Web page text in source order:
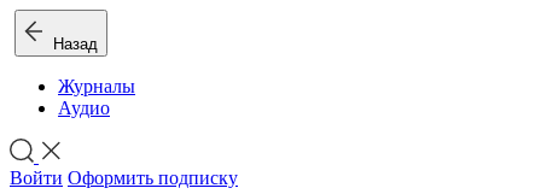
Назад
Журналы
Аудио
Войти Оформить подписку